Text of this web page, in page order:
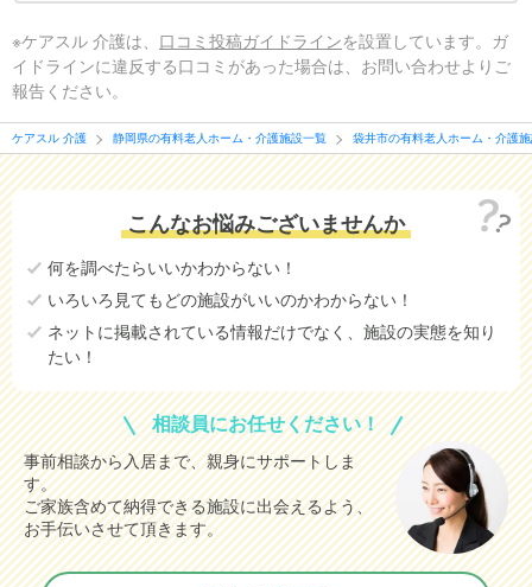
※ケアスル 介護は、 口コミ投稿ガイドラインを設置しています。ガ
イドラインに違反する口コミがあった場合は、お問い合わせよりご
報告ください。
ケアスル 介護 静岡県の有料老人ホーム・介護施設一覧 袋井市の有料老人ホーム・介護
こんなお悩みございませんか
何を調べたらいいかわからない！
いろいろ見てもどの施設がいいのかわからない！
ネットに掲載されている情報だけでなく、施設の実態を知り
たい！
相談員にお任せください！
事前相談から入居まで、親身にサポートしま
す。
ご家族含めて納得できる施設に出会えるよう、
お手伝いさせて頂きます。